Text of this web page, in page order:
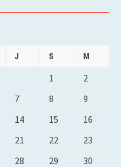
J S M
1
2
7 8
9
14 15
16
21 22
23
28 29
30